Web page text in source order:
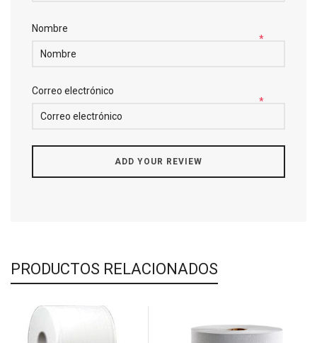
Nombre
*
Correo electrónico
*
PRODUCTOS RELACIONADOS